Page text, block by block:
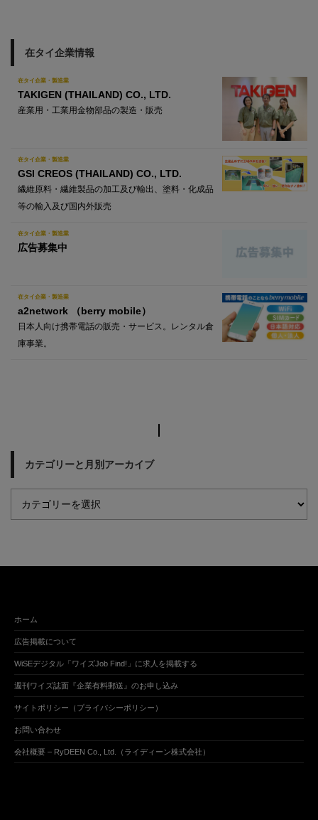
在タイ企業情報
在タイ企業・製造業
TAKIGEN (THAILAND) CO., LTD.
産業用・工業用金物部品の製造・販売
在タイ企業・製造業
GSI CREOS (THAILAND) CO., LTD.
繊維原料・繊維製品の加工及び輸出、塗料・化成品
等の輸入及び国内外販売
在タイ企業・製造業
広告募集中
在タイ企業・製造業
a2network （berry mobile）
日本人向け携帯電話の販売・サービス。レンタル倉
庫事業。
カテゴリーと月別アーカイブ
ホーム
広告掲載について
WiSEデジタル「ワイズJob Find!」に求人を掲載する
週刊ワイズ誌面『企業有料郵送』のお申し込み
サイトポリシー（プライバシーポリシー）
お問い合わせ
会社概要 – RyDEEN Co., Ltd.（ライディーン株式会社）